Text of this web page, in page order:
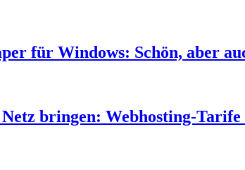
für Windows: Schön, aber
Netz bringen: Webhosting-